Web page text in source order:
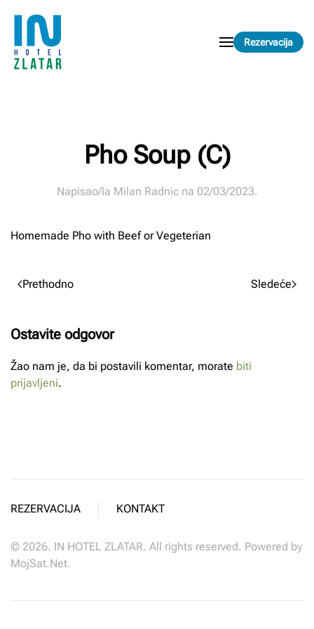
Skip to main content Rezervacija
Pho Soup (C)
Napisao/la Milan Radnicna 02/03/2023.
Homemade Pho with Beef or Vegeterian
Prethodno Sledeće
Ostavite odgovor
Žao nam je, da bi postavili komentar, morate biti
prijavljeni.
REZERVACIJA KONTAKT
© 2026. IN HOTEL ZLATAR. All rights reserved. Powered by
MojSat.Net.